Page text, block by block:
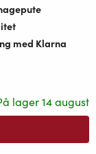
med Klarna
lager 14 august